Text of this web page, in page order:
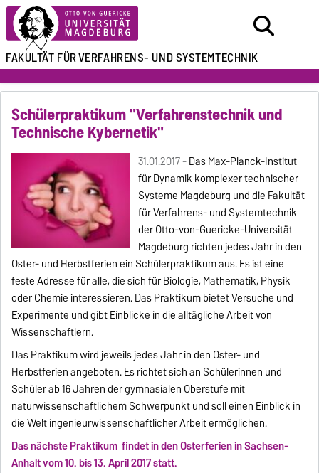
FAKULTÄT FÜRVERFAHRENS- UND SYSTEMTECHNIK
Schülerpraktikum "Verfahrenstechnik und
Technische Kybernetik"
31.01.2017 -Das Max-Planck-Institut
für Dynamik komplexer technischer
Systeme Magdeburg und die Fakultät
für Verfahrens- und Systemtechnik
der Otto-von-Guericke-Universität
Magdeburg richten jedes Jahr in den
Oster- und Herbstferien ein Schülerpraktikum aus. Es ist eine
feste Adresse für alle, die sich für Biologie, Mathematik, Physik
oder Chemie interessieren. Das Praktikum bietet Versuche und
Experimente und gibt Einblicke in die alltägliche Arbeit von
Wissenschaftlern.
Das Praktikum wird jeweils jedes Jahr in den Oster- und
Herbstferien angeboten. Es richtet sich an Schülerinnen und
Schüler ab 16 Jahren der gymnasialen Oberstufe mit
naturwissenschaftlichem Schwerpunkt und soll einen Einblick in
die Welt ingenieurwissenschaftlicher Arbeit ermöglichen.
Das nächste Praktikum findet in den Osterferien in Sachsen-
Anhalt vom 10. bis 13. April 2017 statt.